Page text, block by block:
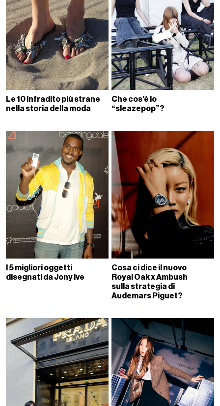
Le 10 infradito più strane
nella storia della moda
Che cos’è lo
“sleazepop”?
I 5 migliori oggetti
disegnati da Jony Ive
Cosa ci dice il nuovo
Royal Oak x Ambush
sulla strategia di
Audemars Piguet?